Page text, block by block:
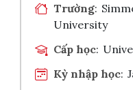
Trường:
University
Cấp học:
Kỳ nhập học: